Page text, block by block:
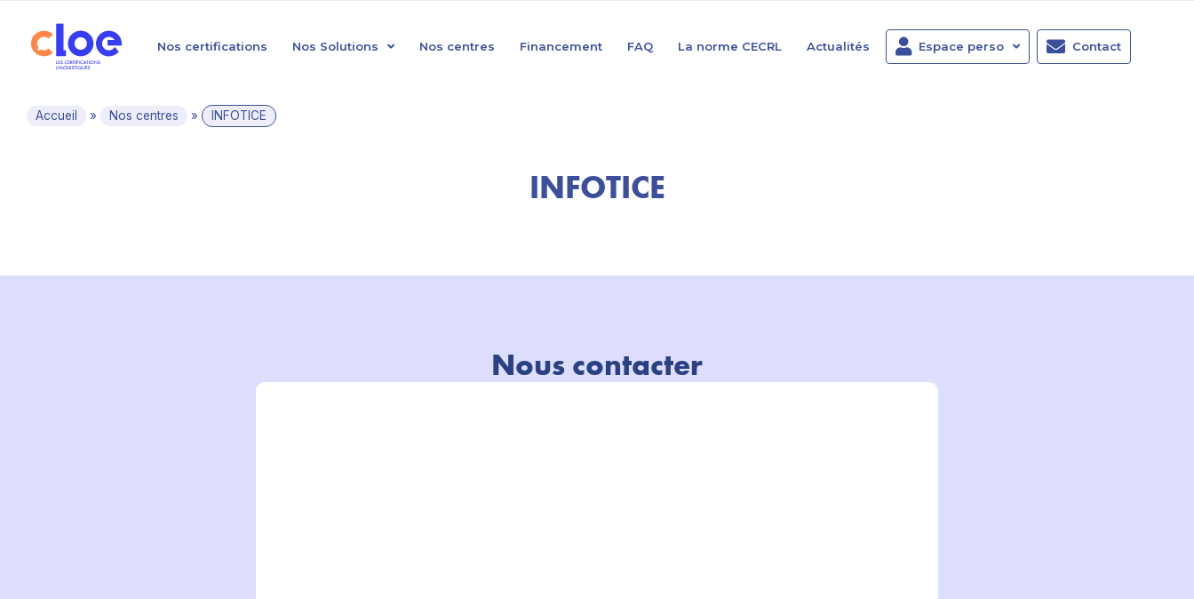
Nos certifications Nos Solutions Nos centres Financement FAQ La norme CECRL Actualités Espace perso Contact
Accueil » Nos centres » INFOTICE
INFOTICE
Nous contacter